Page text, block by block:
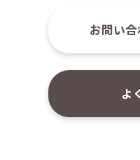
お問い
よ